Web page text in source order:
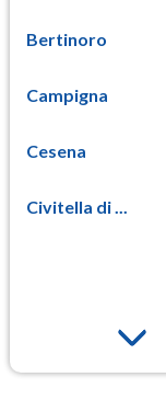
Bertinoro
Campigna
Cesena
Civitella di ...